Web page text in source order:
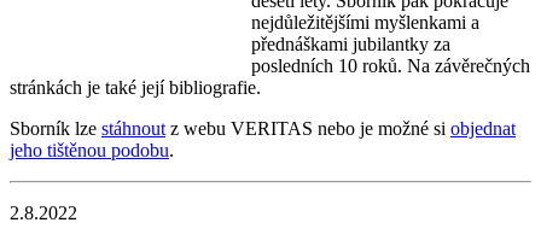
nejdůležitějšími myšlenkami a
přednáškami jubilantky za
posledních 10 roků. Na závěrečných
stránkách je také její bibliografie.
Sborník lze stáhnout z webu VERITAS nebo je možné si objednat
jeho tištěnou podobu.
2.8.2022